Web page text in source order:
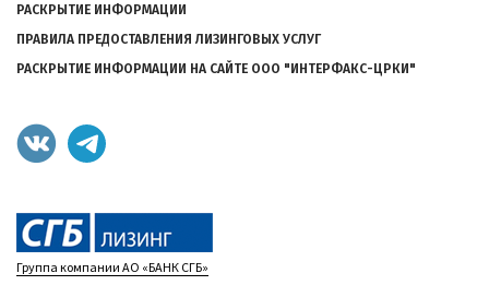
РАСКРЫТИЕ ИНФОРМАЦИИ
ПРАВИЛА ПРЕДОСТАВЛЕНИЯ ЛИЗИНГОВЫХ УСЛУГ
РАСКРЫТИЕ ИНФОРМАЦИИ НА САЙТЕ ООО "ИНТЕРФАКС-ЦРКИ"
Группа компании АО «БАНК СГБ»